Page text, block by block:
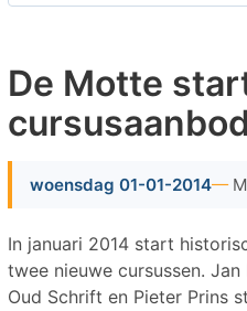
De Motte
cursusaanbod
woensdag 01-01-2014
In januari 2014 start
twee nieuwe cursussen.
Oud Schrift en Pieter Prins